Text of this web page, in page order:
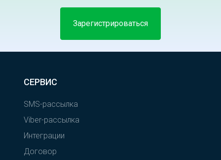
Зарегистрироваться
СЕРВИС
SMS-рассылка
Viber-рассылка
Интеграции
Договор